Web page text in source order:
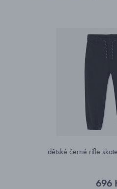
dětské černé rifle
696